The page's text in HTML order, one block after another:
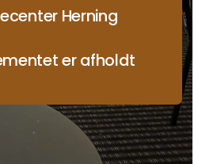
Herning
er afholdt